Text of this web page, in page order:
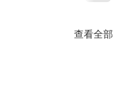
查看全部